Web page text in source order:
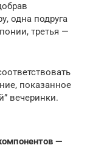
одна подруга
третья —
показанное
вечеринки.
—